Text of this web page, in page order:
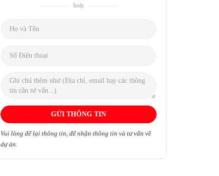
hoặc
Vui lòng để lại thông tin, để nhận thông tin và tư vấn về
dự án.